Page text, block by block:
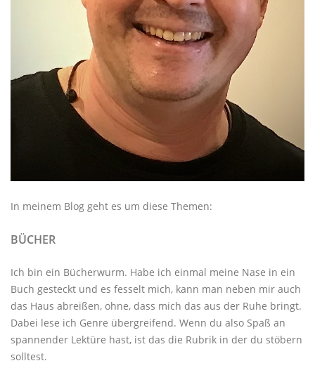
In meinem Blog geht es um diese Themen:
BÜCHER
Ich bin ein Bücherwurm. Habe ich einmal meine Nase in ein
Buch gesteckt und es fesselt mich, kann man neben mir auch
das Haus abreißen, ohne, dass mich das aus der Ruhe bringt.
Dabei lese ich Genre übergreifend. Wenn du also Spaß an
spannender Lektüre hast, ist das die Rubrik in der du stöbern
solltest.